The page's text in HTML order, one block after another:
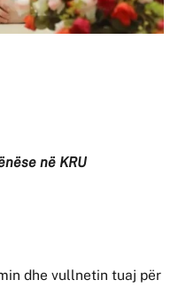
në KRU
dhe vullnetin tuaj për